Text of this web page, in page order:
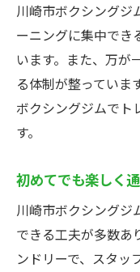
川崎市ボクシングジ
ーニングに集中でき
います。また、万が
る体制が整っていま
ボクシングジムでト
す。
初めてでも楽しく
川崎市ボクシングジ
できる工夫が多数あ
ンドリーで、スタッ